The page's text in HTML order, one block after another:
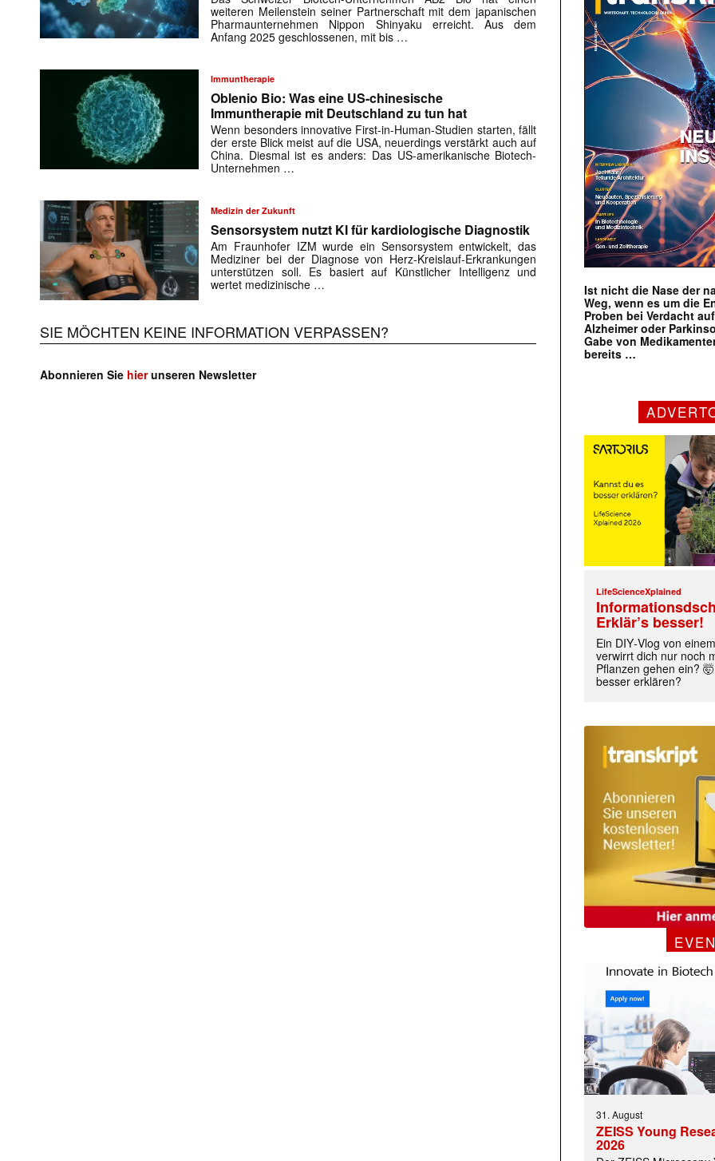
weiteren Meilenstein seiner Partnerschaft mit dem japanischen
Pharmaunternehmen Nippon Shinyaku erreicht. Aus dem
Anfang 2025 geschlossenen, mit bis …
Immuntherapie
Oblenio Bio: Was eine US-chinesische
Immuntherapie mit Deutschland zu tun hat
Wenn besonders innovative First-in-Human-Studien starten, fällt
der erste Blick meist auf die USA, neuerdings verstärkt auch auf
China. Diesmal ist es anders: Das US-amerikanische Biotech-
Unternehmen …
Medizin der Zukunft
Sensorsystem nutzt KI für kardiologische Diagnostik
Am Fraunhofer IZM wurde ein Sensorsystem entwickelt, das
Mediziner bei der Diagnose von Herz-Kreislauf-Erkrankungen
unterstützen soll. Es basiert auf Künstlicher Intelligenz und
wertet medizinische …
SIE MÖCHTEN KEINE INFORMATION VERPASSEN?
Abonnieren Sie hierunseren Newsletter
Ist nicht die Nase der
Weg, wenn es um die
Proben bei Verdacht
Alzheimer oder
Gabe von
bereits …
LifeScienceXplained
Erklär’s besser!
Ein DIY‑Vlog von
verwirrt dich nur noch
Pflanzen gehen ein?
besser erklären?
31. August
ZEISS Young
2026